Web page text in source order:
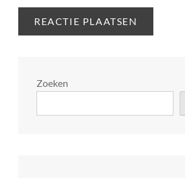
Zoeken